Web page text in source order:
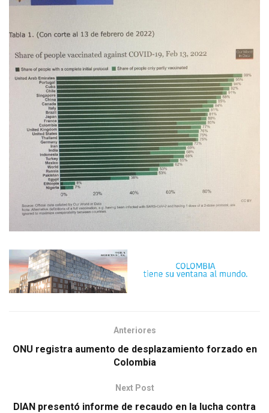
Anteriores
ONU registra aumento de desplazamiento forzado en
Colombia
Next Post
DIAN presentó informe de recaudo en la lucha contra